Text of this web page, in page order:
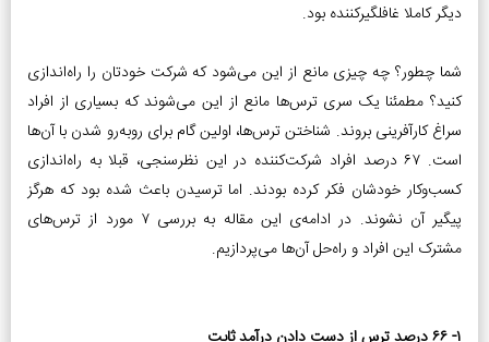
دیگر کاملا غافلگیرکننده بود.
شما چطور؟ چه چیزی مانع از این می‌شود که شرکت خودتان را راه‌اندازی
کنید؟ مطمئنا یک سری ترس‌ها مانع از این می‌شوند که بسیاری از افراد
سراغ کارآفرینی بروند. شناختن ترس‌ها، اولین گام برای روبه‌رو شدن با آن‌ها
است. ۶۷ درصد افراد شرکت‌کننده در این نظرسنجی، قبلا به راه‌اندازی
کسب‌و‌کار خودشان فکر کرده بودند. اما ترسیدن باعث شده بود که هرگز
پیگیر آن نشوند. در ادامه‌ی این مقاله‌ به بررسی ۷ مورد از ترس‌های
مشترک این افراد و راه‌حل آن‌ها می‌پردازیم.